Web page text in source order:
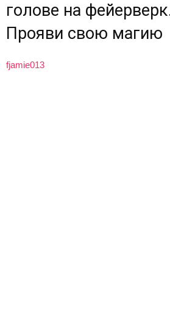
голове на
Прояви свою магию
fjamie013